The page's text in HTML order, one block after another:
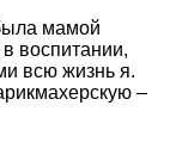
мамой
воспитании,
всю жизнь я.
–